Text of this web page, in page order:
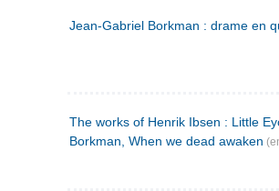
Jean-Gabriel Borkman : drame en
The works of Henrik Ibsen : Little
Borkman, When we dead awaken